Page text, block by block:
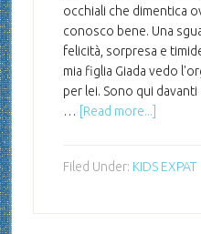
occhiali che dimentica
conosco bene. Una
felicità, sorpresa e
mia figlia Giada vedo
per lei. Sono qui
…
[Read more...]
Filed Under: KIDS EXPAT